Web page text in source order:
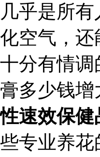
几乎是所
化空气，
十分有情调
膏多少钱
性速效保健
些专业养